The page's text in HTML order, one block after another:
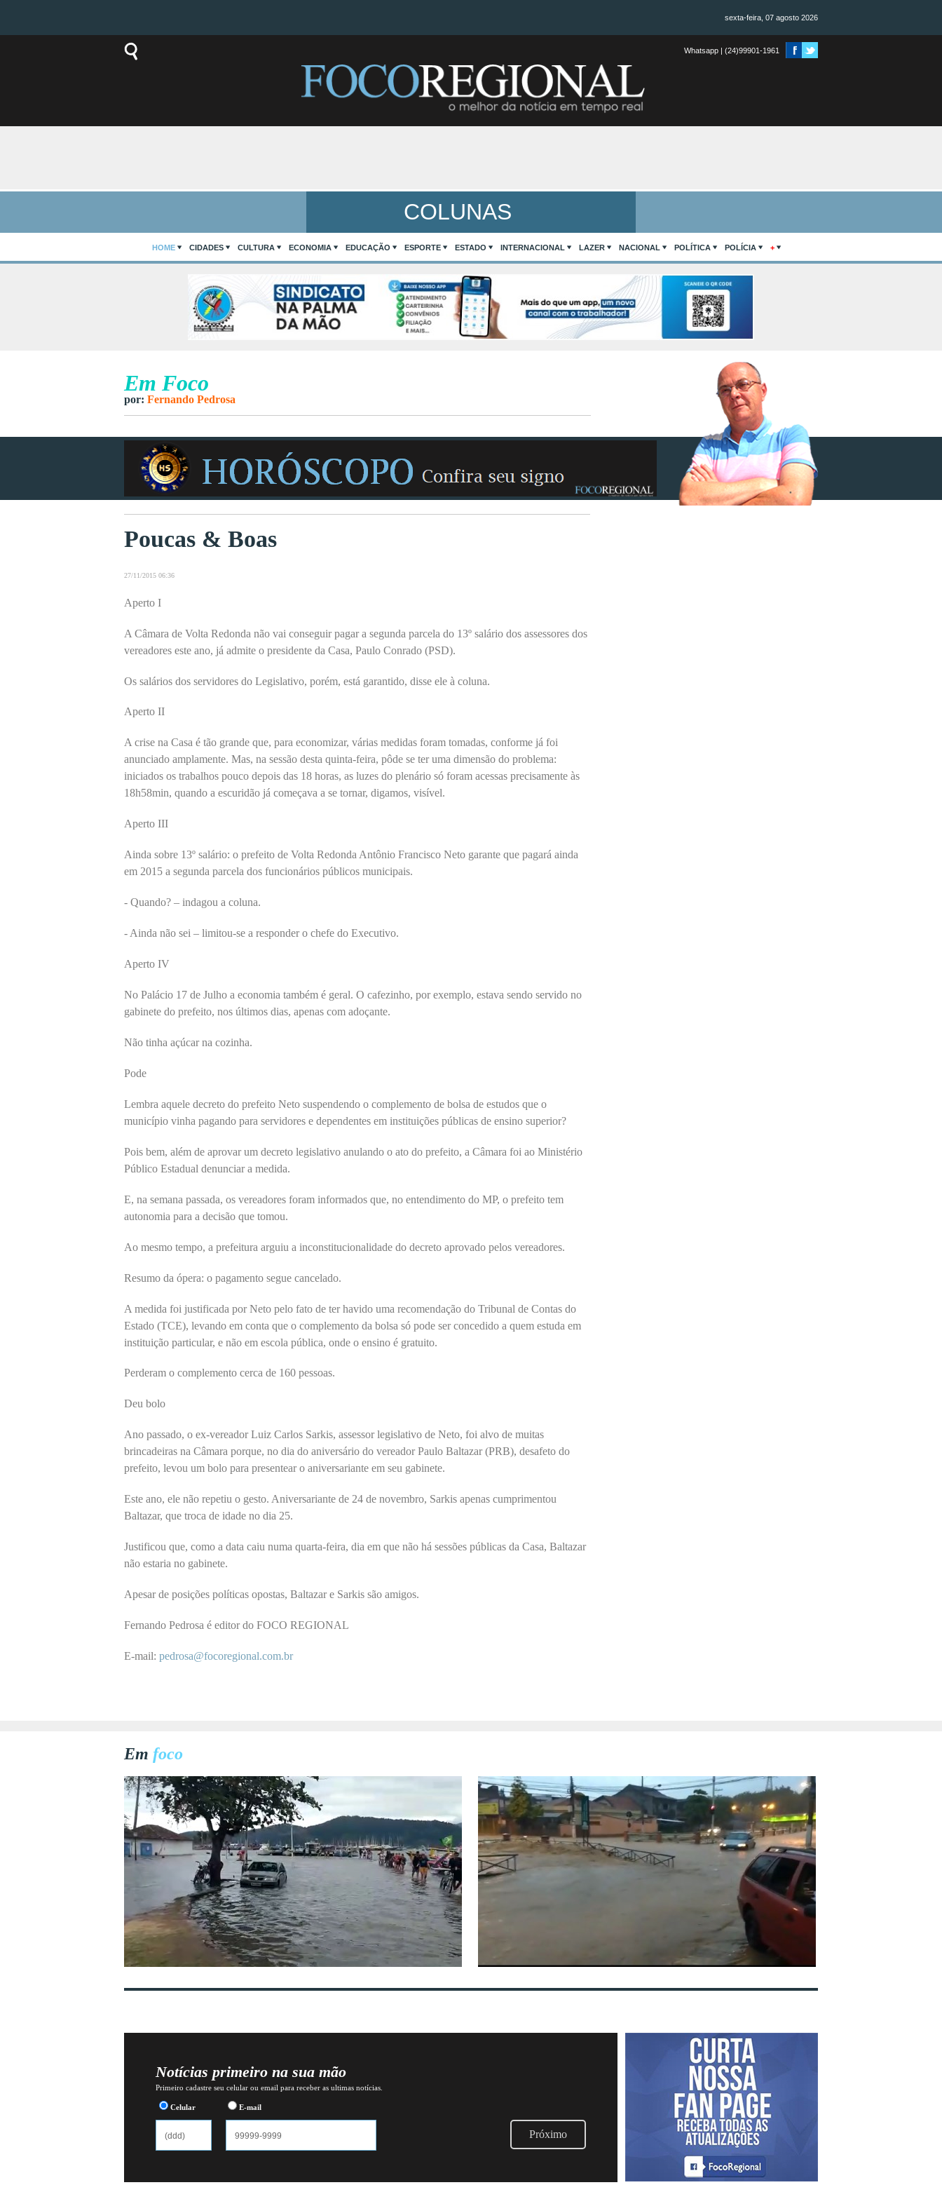
sexta-feira, 07 agosto 2026
Whatsapp | (24)99901-1961
COLUNAS
HOME CIDADES CULTURA ECONOMIA EDUCAÇÃO ESPORTE ESTADO INTERNACIONAL LAZER NACIONAL POLÍTICA POLÍCIA +
Em Foco
por: Fernando Pedrosa
Poucas & Boas
27/11/2015 06:36
Aperto I
A Câmara de Volta Redonda não vai conseguir pagar a segunda parcela do 13º salário dos assessores dos
vereadores este ano, já admite o presidente da Casa, Paulo Conrado (PSD).
Os salários dos servidores do Legislativo, porém, está garantido, disse ele à coluna.
Aperto II
A crise na Casa é tão grande que, para economizar, várias medidas foram tomadas, conforme já foi
anunciado amplamente. Mas, na sessão desta quinta-feira, pôde se ter uma dimensão do problema:
iniciados os trabalhos pouco depois das 18 horas, as luzes do plenário só foram acessas precisamente às
18h58min, quando a escuridão já começava a se tornar, digamos, visível.
Aperto III
Ainda sobre 13º salário: o prefeito de Volta Redonda Antônio Francisco Neto garante que pagará ainda
em 2015 a segunda parcela dos funcionários públicos municipais.
- Quando? – indagou a coluna.
- Ainda não sei – limitou-se a responder o chefe do Executivo.
Aperto IV
No Palácio 17 de Julho a economia também é geral. O cafezinho, por exemplo, estava sendo servido no
gabinete do prefeito, nos últimos dias, apenas com adoçante.
Não tinha açúcar na cozinha.
Pode
Lembra aquele decreto do prefeito Neto suspendendo o complemento de bolsa de estudos que o
município vinha pagando para servidores e dependentes em instituições públicas de ensino superior?
Pois bem, além de aprovar um decreto legislativo anulando o ato do prefeito, a Câmara foi ao Ministério
Público Estadual denunciar a medida.
E, na semana passada, os vereadores foram informados que, no entendimento do MP, o prefeito tem
autonomia para a decisão que tomou.
Ao mesmo tempo, a prefeitura arguiu a inconstitucionalidade do decreto aprovado pelos vereadores.
Resumo da ópera: o pagamento segue cancelado.
A medida foi justificada por Neto pelo fato de ter havido uma recomendação do Tribunal de Contas do
Estado (TCE), levando em conta que o complemento da bolsa só pode ser concedido a quem estuda em
instituição particular, e não em escola pública, onde o ensino é gratuito.
Perderam o complemento cerca de 160 pessoas.
Deu bolo
Ano passado, o ex-vereador Luiz Carlos Sarkis, assessor legislativo de Neto, foi alvo de muitas
brincadeiras na Câmara porque, no dia do aniversário do vereador Paulo Baltazar (PRB), desafeto do
prefeito, levou um bolo para presentear o aniversariante em seu gabinete.
Este ano, ele não repetiu o gesto. Aniversariante de 24 de novembro, Sarkis apenas cumprimentou
Baltazar, que troca de idade no dia 25.
Justificou que, como a data caiu numa quarta-feira, dia em que não há sessões públicas da Casa, Baltazar
não estaria no gabinete.
Apesar de posições políticas opostas, Baltazar e Sarkis são amigos.
Fernando Pedrosa é editor do FOCO REGIONAL
E-mail: pedrosa@focoregional.com.br
Em foco
Notícias primeiro na sua mão
Primeiro cadastre seu celular ou email para receber as ultimas notícias.
Celular E-mail
Próximo